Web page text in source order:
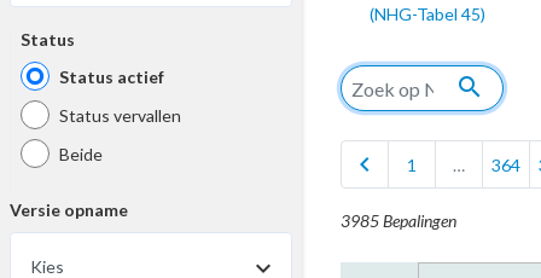
Status
Status actief
Status vervallen
Beide
Versie opname
Kies
(NHG-Tabel 45)
search
chevron_left 1 … 364
3985 Bepalingen